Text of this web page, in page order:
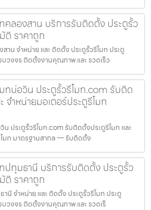
คลองสาน บริการรับติดตั้ง ประตูรั้ว
ติ ราคาถูก
าน จำหน่าย และ ติดตั้ง ประตูรั้วรีโมท ประตู
วงจร ติดตั้งงานคุณภาพ และ รวดเร็ว
ทบ่อวิน ประตูรั้วรีโมท.com รับติด
จำหน่ายมอเตอร์ประตูรีโมท
ประตูรั้วรีโมท.com รับติดตั้งประตูรีโมท และ
มท มาตรฐานสากล — รับติดตั้ง
ปทุมธานี บริการรับติดตั้ง ประตูรั้ว
ติ ราคาถูก
นี จำหน่าย และ ติดตั้ง ประตูรั้วรีโมท ประตู
วงจร ติดตั้งงานคุณภาพ และ รวดเร็